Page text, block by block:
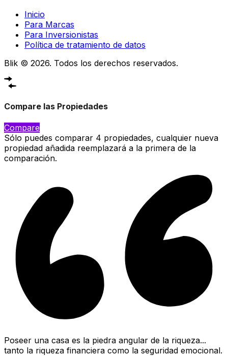
Inicio
Para Marcas
Para Inversionistas
Política de tratamiento de datos
Blik © 2026. Todos los derechos reservados.
Compare las Propiedades
Compare
Sólo puedes comparar 4 propiedades, cualquier nueva
propiedad añadida reemplazará a la primera de la
comparación.
Poseer una casa es la piedra angular de la riqueza...
tanto la riqueza financiera como la seguridad emocional.